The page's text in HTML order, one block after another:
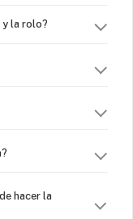
y la rolo?
hacer la